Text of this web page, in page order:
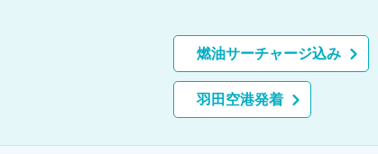
（ぶいざん）・福建土楼
燃油サーチャージ込み
羽田空港発着